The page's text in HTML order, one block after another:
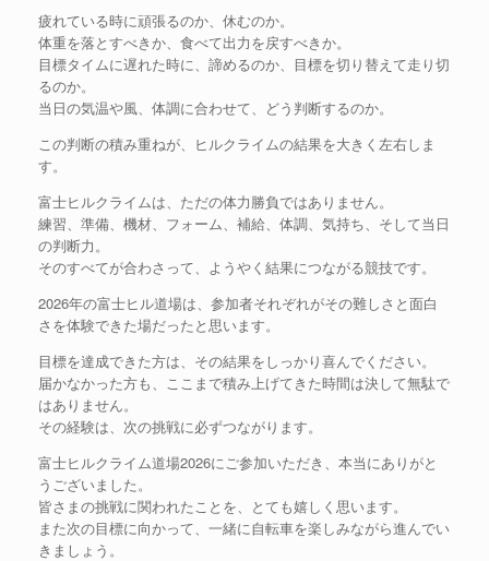
疲れている時に頑張るのか、休むのか。
体重を落とすべきか、食べて出力を戻すべきか。
目標タイムに遅れた時に、諦めるのか、目標を切り替えて走り切
るのか。
当日の気温や風、体調に合わせて、どう判断するのか。
この判断の積み重ねが、ヒルクライムの結果を大きく左右しま
す。
富士ヒルクライムは、ただの体力勝負ではありません。
練習、準備、機材、フォーム、補給、体調、気持ち、そして当日
の判断力。
そのすべてが合わさって、ようやく結果につながる競技です。
2026年の富士ヒル道場は、参加者それぞれがその難しさと面白
さを体験できた場だったと思います。
目標を達成できた方は、その結果をしっかり喜んでください。
届かなかった方も、ここまで積み上げてきた時間は決して無駄で
はありません。
その経験は、次の挑戦に必ずつながります。
富士ヒルクライム道場2026にご参加いただき、本当にありがと
うございました。
皆さまの挑戦に関われたことを、とても嬉しく思います。
また次の目標に向かって、一緒に自転車を楽しみながら進んでい
きましょう。